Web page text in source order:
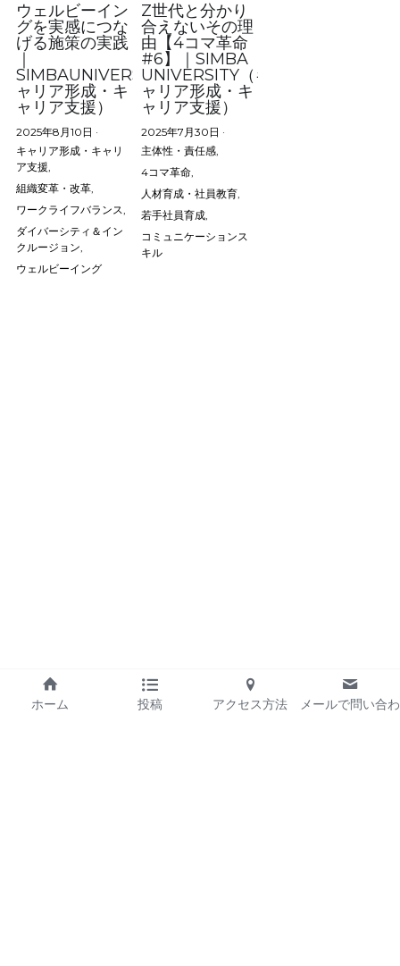
ウェルビーイン
グを実感につな
げる施策の実践
｜
SIMBAUNIVERSITY（キ
ャリア形成・キ
ャリア支援）
2025年8月10日 ·
キャリア形成・キャリ
ア支援,
組織変革・改革,
ワークライフバランス,
ダイバーシティ＆イン
クルージョン,
ウェルビーイング
Z世代と分かり
合えないその理
由【4コマ革命
#6】｜SIMBA
UNIVERSITY（キ
ャリア形成・キ
ャリア支援）
2025年7月30日 ·
主体性・責任感,
4コマ革命,
人材育成・社員教育,
若手社員育成,
コミュニケーションス
キル
ホーム 投稿 アクセス方法
メールで問い合わ